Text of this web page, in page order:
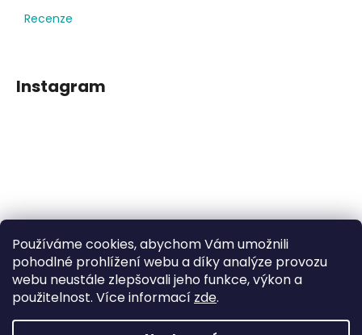
Používáme cookies, abychom Vám umožnili
pohodlné prohlížení webu a díky analýze provozu
webu neustále zlepšovali jeho funkce, výkon a
použitelnost. Více informací zde.
Recenze
Instagram
Sledovat na Instagramu
Facebook